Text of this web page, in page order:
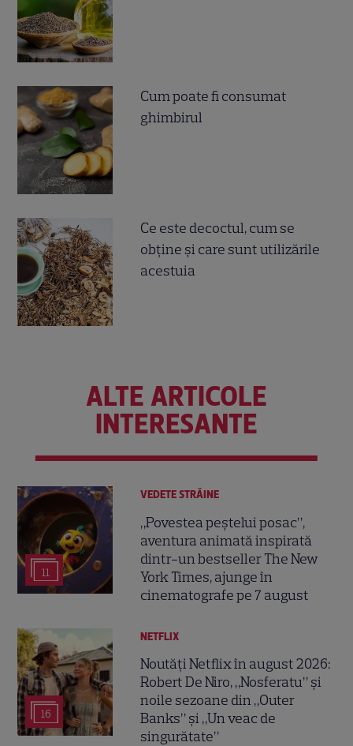
Cum poate fi consumat
ghimbirul
Ce este decoctul, cum se
obţine şi care sunt utilizările
acestuia
ALTE ARTICOLE
INTERESANTE
11
VEDETE STRĂINE
„Povestea peștelui posac”,
aventura animată inspirată
dintr-un bestseller The New
York Times, ajunge în
cinematografe pe 7 august
16
NETFLIX
Noutăți Netflix în august 2026:
Robert De Niro, „Nosferatu” și
noile sezoane din „Outer
Banks” și „Un veac de
singurătate”